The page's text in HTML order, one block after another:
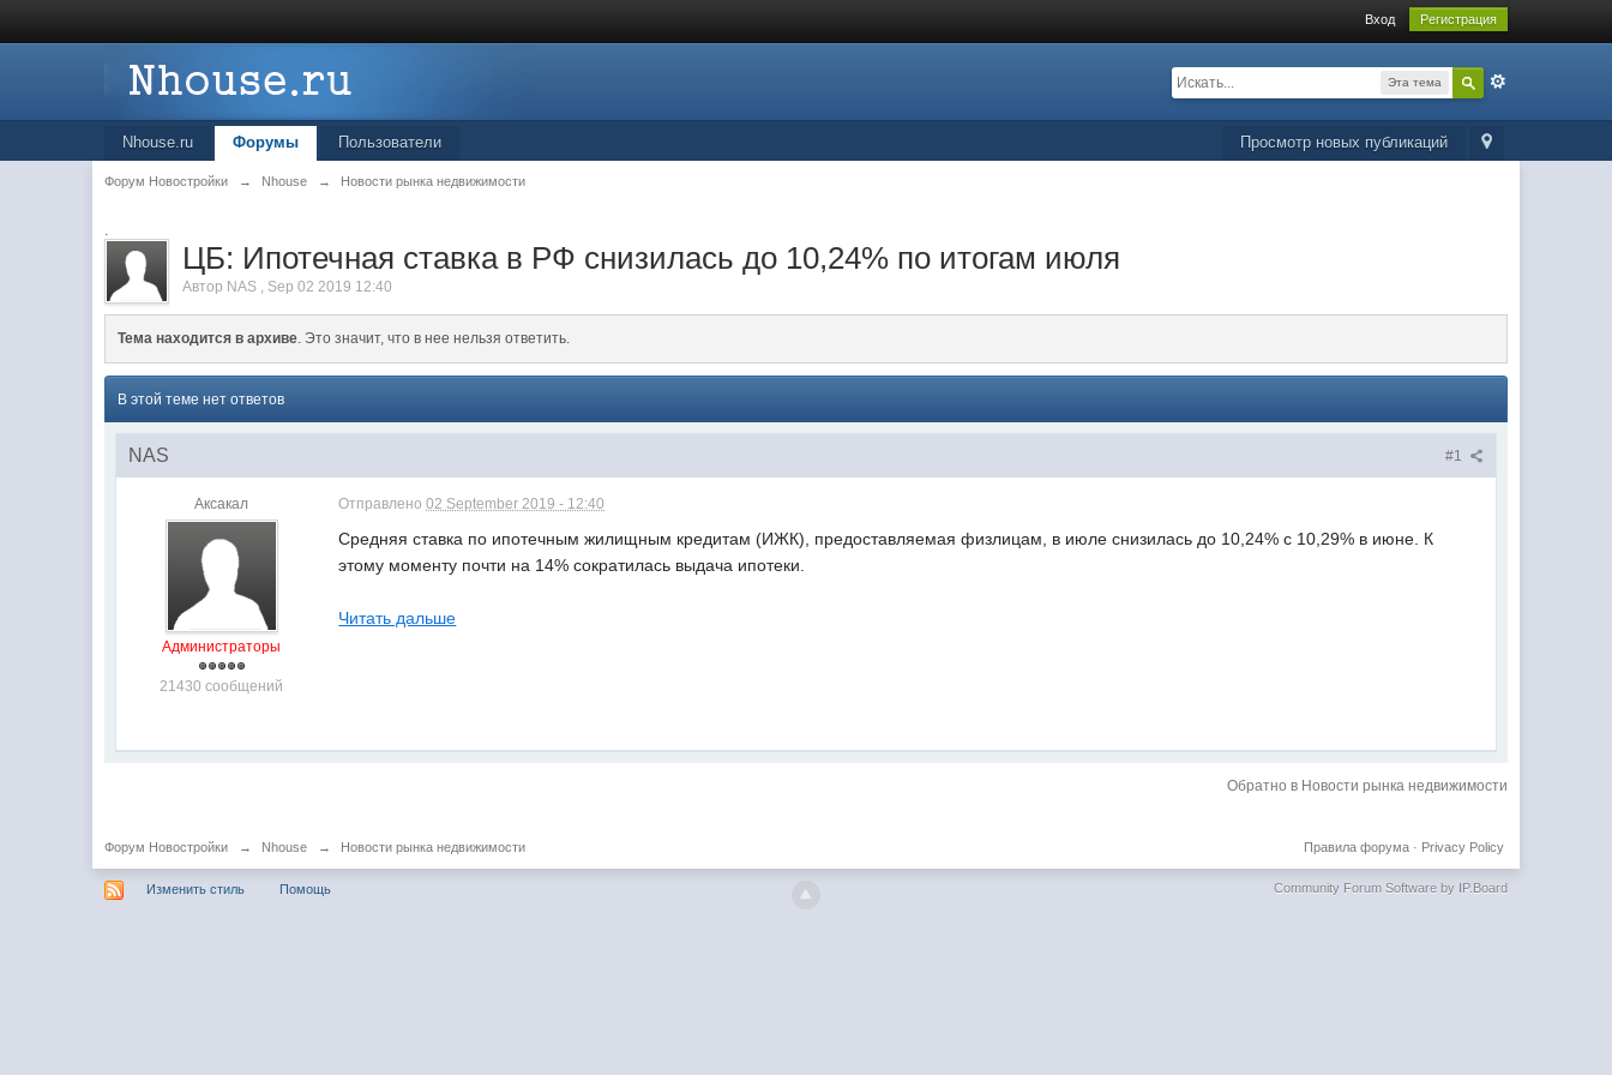
Вход Регистрация
Эта тема
Просмотр новых публикаций
Nhouse.ru Форумы Пользователи
Форум Новостройки → Nhouse → Новости рынка недвижимости
.
ЦБ: Ипотечная ставка в РФ снизилась до 10,24% по итогам июля
Автор NAS , Sep 02 2019 12:40
Тема находится в архиве. Это значит, что в нее нельзя ответить.
В этой теме нет ответов
#1
NAS
Аксакал
Администраторы
21430 сообщений
Отправлено02 September 2019 - 12:40
Средняя ставка по ипотечным жилищным кредитам (ИЖК), предоставляемая физлицам, в июле снизилась до 10,24% с 10,29% в июне. К
этому моменту почти на 14% сократилась выдача ипотеки.
Читать дальше
Обратно в Новости рынка недвижимости
Форум Новостройки → Nhouse → Новости рынка недвижимости Privacy Policy
Правила форума·
Изменить стиль Помощь Community Forum Software by IP.Board